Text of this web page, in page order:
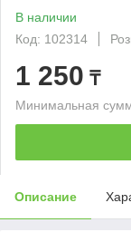
В наличии
Код: 102314
1 250 ₸
Минимальная
Описание